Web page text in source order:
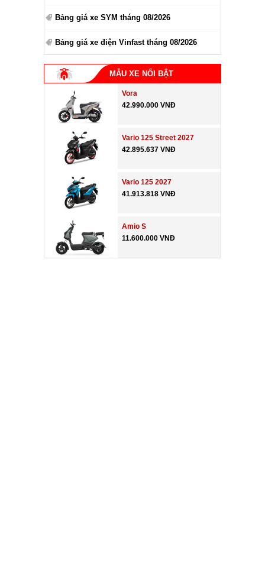
Bảng giá xe SYM tháng 08/2026
Bảng giá xe điện Vinfast tháng 08/2026
MẪU XE NỔI BẬT
Vora
42.990.000 VNĐ
Vario 125 Street 2027
42.895.637 VNĐ
Vario 125 2027
41.913.818 VNĐ
Amio S
11.600.000 VNĐ